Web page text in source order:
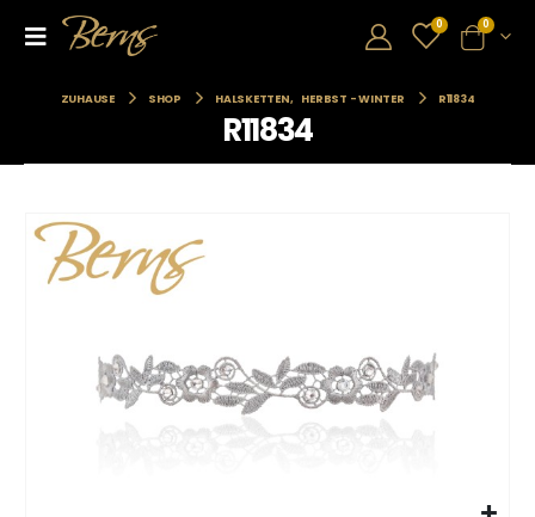
0 0
ZUHAUSE SHOP HALSKETTEN, HERBST - WINTER R11834
R11834